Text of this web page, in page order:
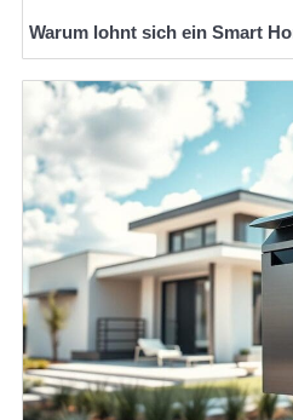
Warum lohnt sich ein Smart